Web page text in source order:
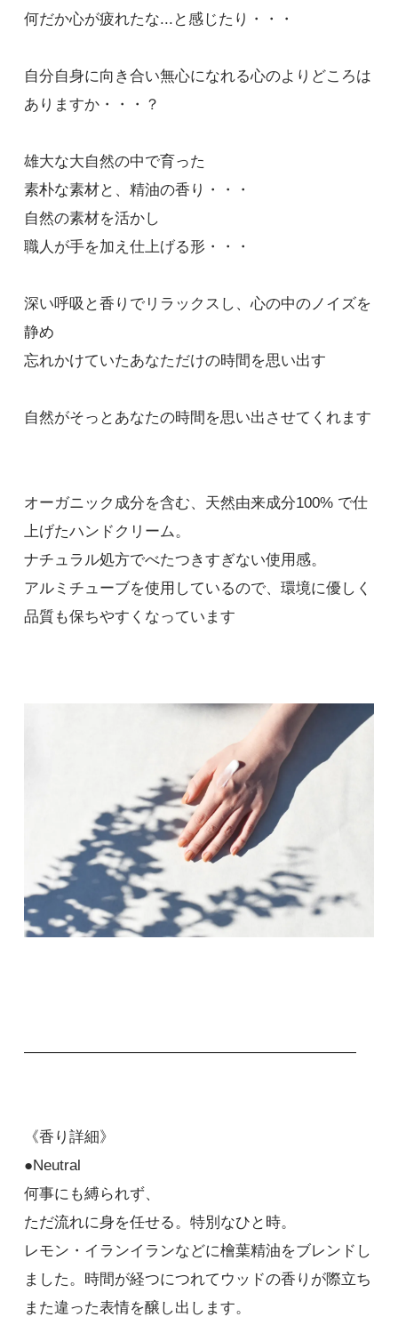
何だか心が疲れたな...と感じたり・・・
自分自身に向き合い無心になれる心のよりどころは
ありますか・・・？
雄大な大自然の中で育った
素朴な素材と、精油の香り・・・
自然の素材を活かし
職人が手を加え仕上げる形・・・
深い呼吸と香りでリラックスし、心の中のノイズを
静め
忘れかけていたあなただけの時間を思い出す
自然がそっとあなたの時間を思い出させてくれます
オーガニック成分を含む、天然由来成分100% で仕
上げたハンドクリーム。
ナチュラル処方でべたつきすぎない使用感。
アルミチューブを使用しているので、環境に優しく
品質も保ちやすくなっています
――――――――――――――――――――――
《香り詳細》
●Neutral
何事にも縛られず、
ただ流れに身を任せる。特別なひと時。
レモン・イランイランなどに檜葉精油をブレンドし
ました。時間が経つにつれてウッドの香りが際立ち
また違った表情を醸し出します。